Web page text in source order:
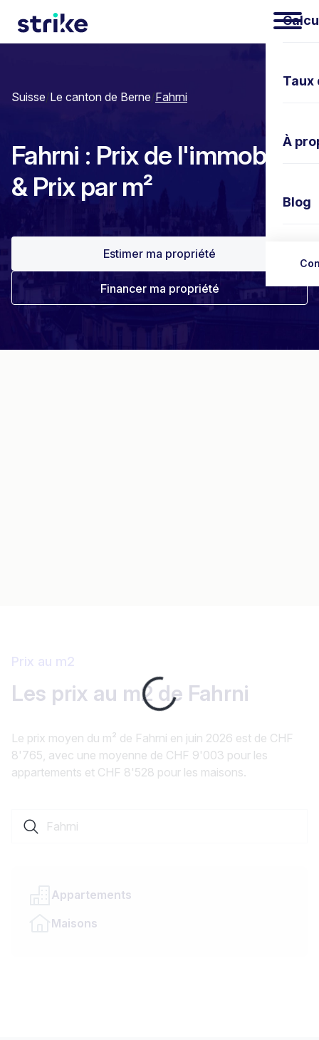
À
Blog
Suisse/Le canton de Berne/Fahrni
Fahrni : Prix de l'immobilier
& Prix par m²
Estimer ma propriété
Financer ma propriété
Loading...
Prix au m2
Les prix au m2 de Fahrni
Le prix moyen du m² de Fahrni en juin 2026 est de CHF
8'765, avec une moyenne de CHF 9'003 pour les
appartements et CHF 8'528 pour les maisons.
Appartements
Maisons